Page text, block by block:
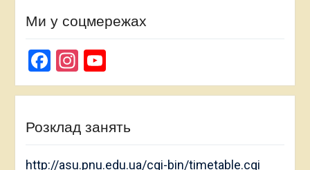
Ми у соцмережах
Facebook
Instagram
YouTube
Channel
Розклад занять
http://asu.pnu.edu.ua/cgi-bin/timetable.cgi